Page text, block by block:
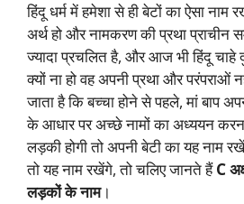
हिंदू धर्म में हमेशा से ही बेटों का ऐसा नाम
अर्थ हो और नामकरण की प्रथा प्राचीन
ज्यादा प्रचलित है, और आज भी हिंदू चाहे
क्यों ना हो वह अपनी प्रथा और परंपराओं
जाता है कि बच्चा होने से पहले, मां बाप
के आधार पर अच्छे नामों का अध्ययन
लड़की होगी तो अपनी बेटी का यह नाम
तो यह नाम रखेंगे, तो चलिए जानते हैंC
लड़कों के नाम।